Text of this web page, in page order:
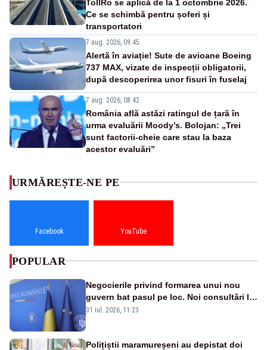
TollRo se aplică de la 1 octombrie 2026.
Ce se schimbă pentru șoferi și
transportatori
7 aug. 2026, 09:45
Alertă în aviație! Sute de avioane Boeing
737 MAX, vizate de inspecții obligatorii,
după descoperirea unor fisuri în fuselaj
7 aug. 2026, 08:42
România află astăzi ratingul de țară în
urma evaluării Moody’s. Bolojan: „Trei
sunt factorii-cheie care stau la baza
acestor evaluări”
URMĂREȘTE-NE PE
Facebook YouTube
POPULAR
Negocierile privind formarea unui nou
guvern bat pasul pe loc. Noi consultări la
Cotroceni, așteptate după mijlocul lunii
31 iul. 2026, 11:23
Polițiștii maramureșeni au depistat doi